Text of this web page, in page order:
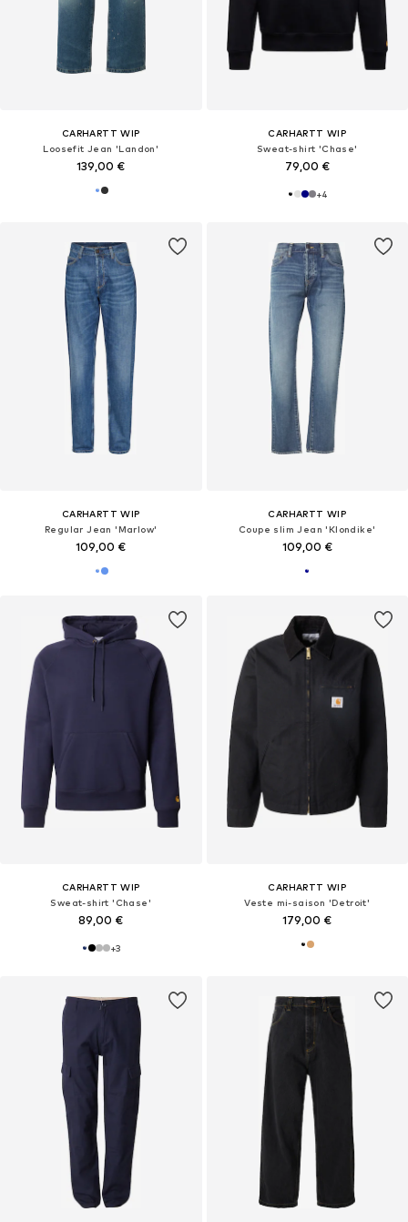
CARHARTT WIP
Loosefit Jean 'Landon'
139,00 €
CARHARTT WIP
Sweat-shirt 'Chase'
79,00 €
+4
CARHARTT WIP
Regular Jean 'Marlow'
109,00 €
CARHARTT WIP
Coupe slim Jean 'Klondike'
109,00 €
CARHARTT WIP
Sweat-shirt 'Chase'
89,00 €
+3
CARHARTT WIP
Veste mi-saison 'Detroit'
179,00 €